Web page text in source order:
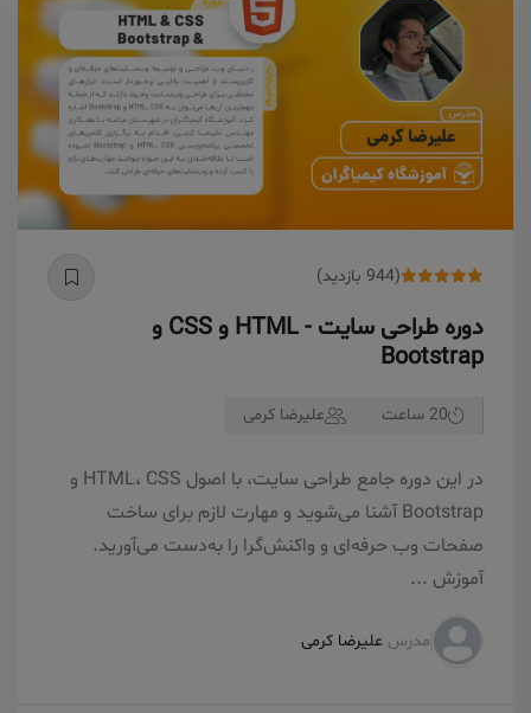
(944 بازدید)
دوره طراحی سایت - HTML و CSS و
Bootstrap
20 ساعت علیرضا کرمی
در این دوره جامع طراحی سایت، با اصول HTML، CSS و
Bootstrap آشنا می‌شوید و مهارت لازم برای ساخت
صفحات وب حرفه‌ای و واکنش‌گرا را به‌دست می‌آورید.
آموزش‌ ...
مدرس علیرضا کرمی